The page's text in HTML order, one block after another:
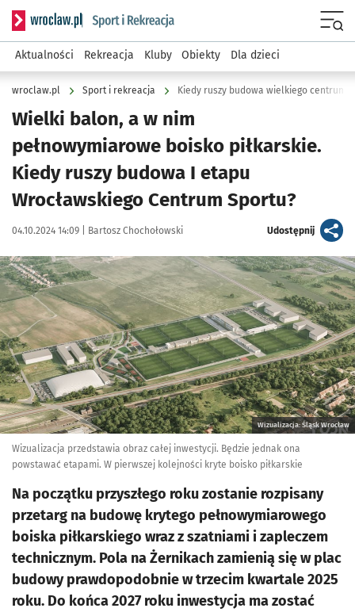
Serwis informacyjny wroclaw.pl podserwis: Sport i rekreacja
Aktualności Rekreacja Kluby Obiekty Dla dzieci
wroclaw.pl Sport i rekreacja Kiedy ruszy budowa wielkiego centrum
Wielki balon, a w nim
pełnowymiarowe boisko piłkarskie.
Kiedy ruszy budowa I etapu
Wrocławskiego Centrum Sportu?
Data publikacji:
04.10.2024 14:09 | Autor:
Bartosz Chochołowski Udostępnijartykuł
Kliknij, aby powiększyć
Wizualizacja: Śląsk Wrocław
Wizualizacja przedstawia obraz całej inwestycji. Będzie jednak ona
powstawać etapami. W pierwszej kolejności kryte boisko piłkarskie
Na początku przyszłego roku zostanie rozpisany
przetarg na budowę krytego pełnowymiarowego
boiska piłkarskiego wraz z szatniami i zapleczem
technicznym. Pola na Żernikach zamienią się w plac
budowy prawdopodobnie w trzecim kwartale 2025
roku. Do końca 2027 roku inwestycja ma zostać